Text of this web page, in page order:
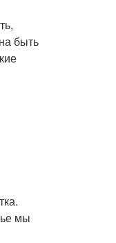
быть
мы